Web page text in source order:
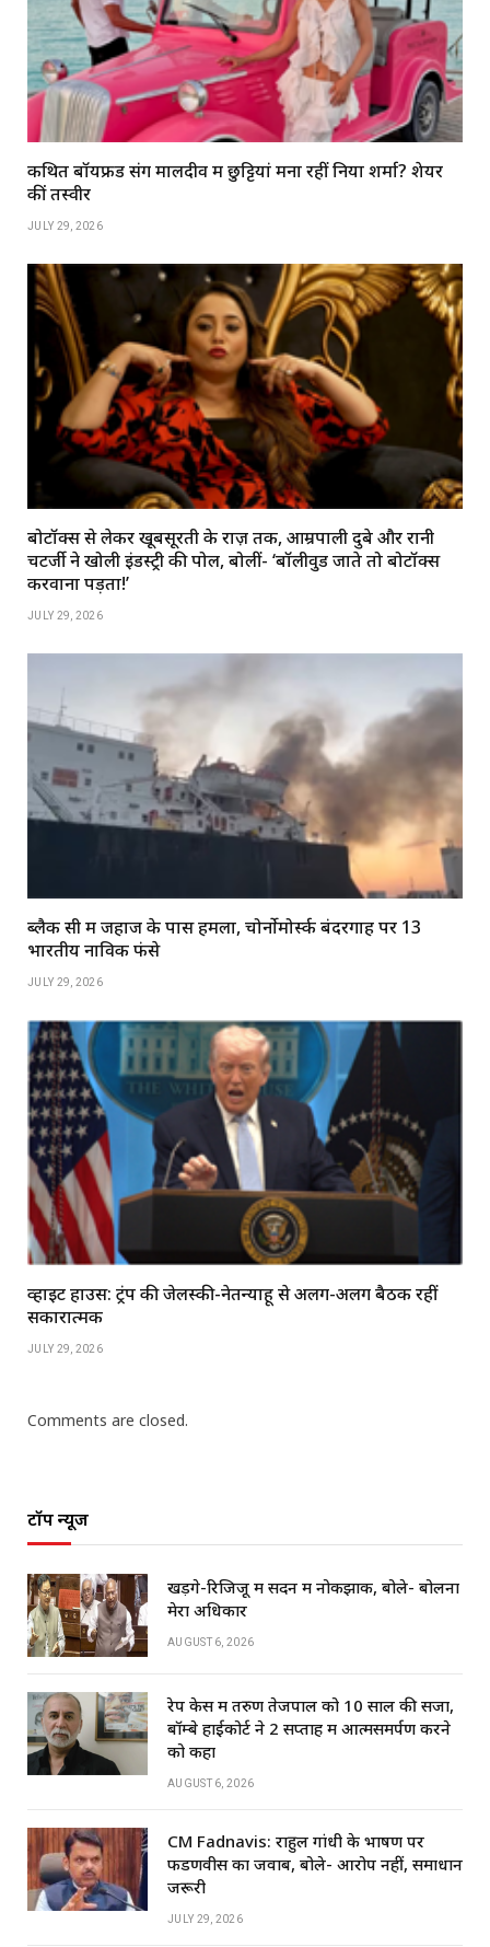
कथित बॉयफ्रेंड संग मालदीव में छुट्टियां मना रहीं निया शर्मा? शेयर
कीं तस्वीरें
JULY 29, 2026
बोटॉक्स से लेकर खूबसूरती के राज़ तक, आम्रपाली दुबे और रानी
चटर्जी ने खोली इंडस्ट्री की पोल, बोलीं- ‘बॉलीवुड जाते तो बोटॉक्स
करवाना पड़ता!’
JULY 29, 2026
ब्लैक सी में जहाज के पास हमला, चोर्नोमोर्स्क बंदरगाह पर 13
भारतीय नाविक फंसे
JULY 29, 2026
व्हाइट हाउस: ट्रंप की जेलेंस्की-नेतन्याहू से अलग-अलग बैठकें रहीं
सकारात्मक
JULY 29, 2026
Comments are closed.
टॉप न्यूज
खड़गे-रिजिजू में सदन में नोकझोंक, बोले- बोलना
मेरा अधिकार
AUGUST 6, 2026
रेप केस में तरुण तेजपाल को 10 साल की सजा,
बॉम्बे हाईकोर्ट ने 2 सप्ताह में आत्मसमर्पण करने
को कहा
AUGUST 6, 2026
CM Fadnavis: राहुल गांधी के भाषण पर
फडणवीस का जवाब, बोले- आरोप नहीं, समाधान
जरूरी
JULY 29, 2026